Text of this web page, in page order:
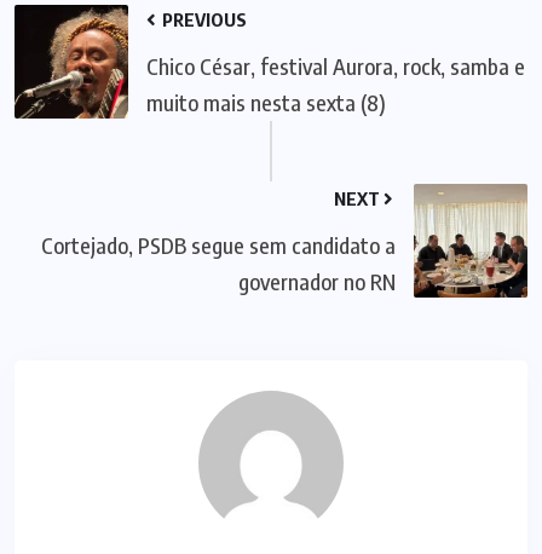
PREVIOUS
Chico César, festival Aurora, rock, samba e
muito mais nesta sexta (8)
NEXT
Cortejado, PSDB segue sem candidato a
governador no RN